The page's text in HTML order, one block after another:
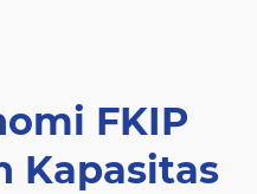
FKIP
Kapasitas